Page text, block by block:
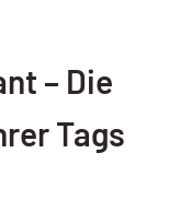
– Die
Tags